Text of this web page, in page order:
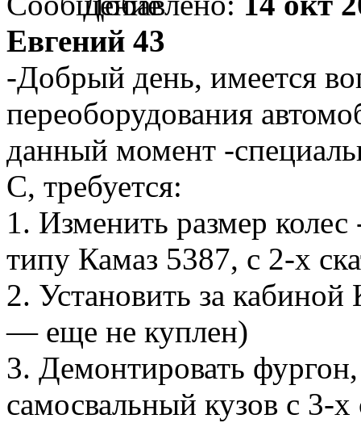
Евгений 43
-Добрый день, имеется
переоборудования
данный момент -
С, требуется:
1. Изменить размер
типу Камаз 5387, с 2-х
2. Установить за
— еще не куплен)
3. Демонтировать
самосвальный кузов с 3-х